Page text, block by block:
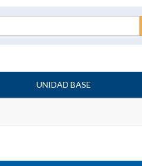
UNIDAD BASE